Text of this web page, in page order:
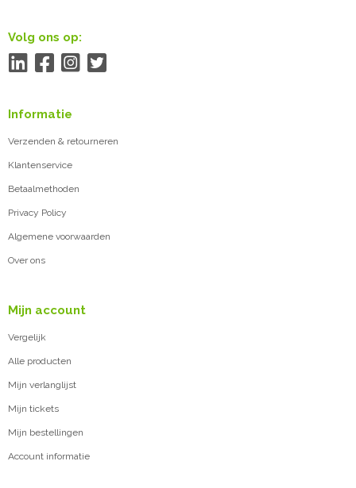
Volg ons op:
Informatie
Verzenden & retourneren
Klantenservice
Betaalmethoden
Privacy Policy
Algemene voorwaarden
Over ons
Mijn account
Vergelijk
Alle producten
Mijn verlanglijst
Mijn tickets
Mijn bestellingen
Account informatie